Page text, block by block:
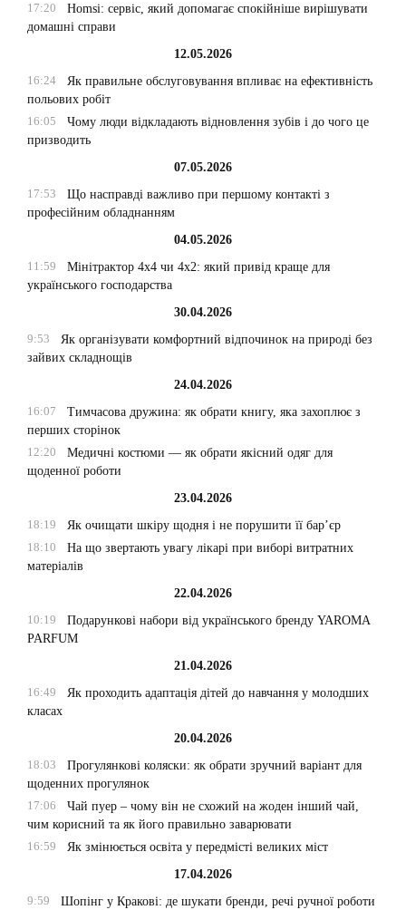
17:20
Homsi: сервіс, який допомагає спокійніше вирішувати
домашні справи
12.05.2026
16:24
Як правильне обслуговування впливає на ефективність
польових робіт
16:05
Чому люди відкладають відновлення зубів і до чого це
призводить
07.05.2026
17:53
Що насправді важливо при першому контакті з
професійним обладнанням
04.05.2026
11:59
Мінітрактор 4х4 чи 4х2: який привід краще для
українського господарства
30.04.2026
9:53
Як організувати комфортний відпочинок на природі без
зайвих складнощів
24.04.2026
16:07
Тимчасова дружина: як обрати книгу, яка захоплює з
перших сторінок
12:20
Медичні костюми — як обрати якісний одяг для
щоденної роботи
23.04.2026
18:19
Як очищати шкіру щодня і не порушити її бар’єр
18:10
На що звертають увагу лікарі при виборі витратних
матеріалів
22.04.2026
10:19
Подарункові набори від українського бренду YAROMA
PARFUM
21.04.2026
16:49
Як проходить адаптація дітей до навчання у молодших
класах
20.04.2026
18:03
Прогулянкові коляски: як обрати зручний варіант для
щоденних прогулянок
17:06
Чай пуер – чому він не схожий на жоден інший чай,
чим корисний та як його правильно заварювати
16:59
Як змінюється освіта у передмісті великих міст
17.04.2026
9:59
Шопінг у Кракові: де шукати бренди, речі ручної роботи